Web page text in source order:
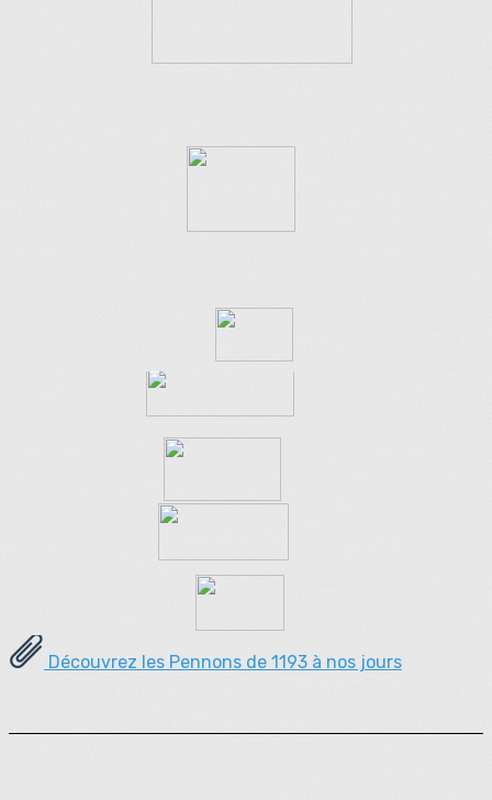
Découvrez les Pennons de 1193 à nos jours